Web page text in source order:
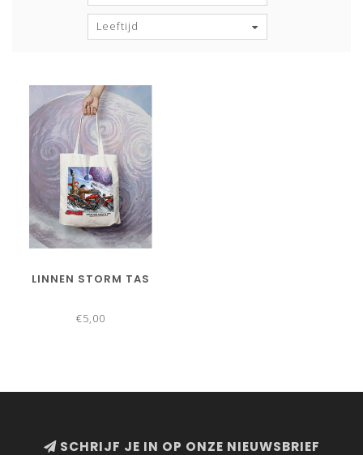
Leeftijd
LINNEN STORM TAS
€5,00
SCHRIJF JE IN OP ONZE NIEUWSBRIEF